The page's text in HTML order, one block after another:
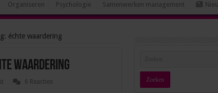
Organiseren Psychologie Samenwerken management
échte waardering
waardering
6 Reacties